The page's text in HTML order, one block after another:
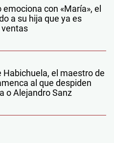
emociona con «María», el
a su hija que ya es
ventas
Habichuela, el maestro de
al que despiden
o Alejandro Sanz